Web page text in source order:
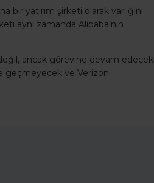
bir yatırım şirketi olarak varlığını
aynı zamanda Alibaba’nın
ancak görevine devam edecek
geçmeyecek ve Verizon